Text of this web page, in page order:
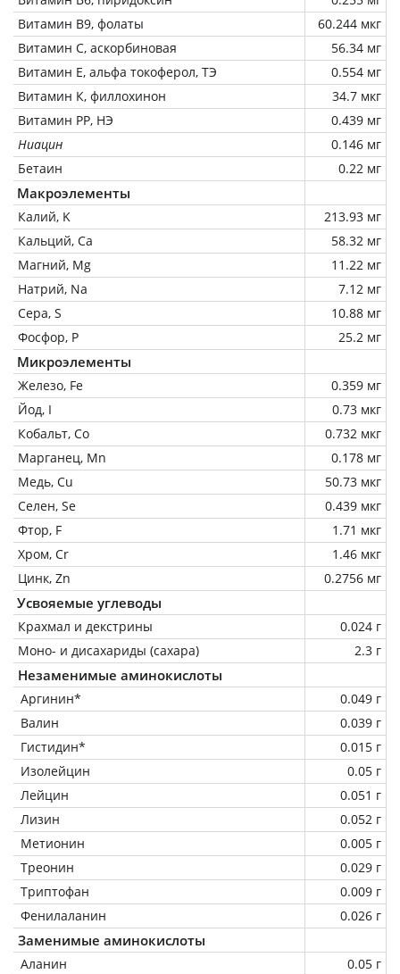
Витамин В9, фолаты
60.244 мкг
Витамин C, аскорбиновая
56.34 мг
Витамин Е, альфа токоферол, ТЭ
0.554 мг
Витамин К, филлохинон
34.7 мкг
Витамин РР, НЭ
0.439 мг
Ниацин
0.146 мг
Бетаин
0.22 мг
Макроэлементы
Калий, K
213.93 мг
Кальций, Ca
58.32 мг
Магний, Mg
11.22 мг
Натрий, Na
7.12 мг
Сера, S
10.88 мг
Фосфор, P
25.2 мг
Микроэлементы
Железо, Fe
0.359 мг
Йод, I
0.73 мкг
Кобальт, Co
0.732 мкг
Марганец, Mn
0.178 мг
Медь, Cu
50.73 мкг
Селен, Se
0.439 мкг
Фтор, F
1.71 мкг
Хром, Cr
1.46 мкг
Цинк, Zn
0.2756 мг
Усвояемые углеводы
Крахмал и декстрины
0.024 г
Моно- и дисахариды (сахара)
2.3 г
Незаменимые аминокислоты
Аргинин*
0.049 г
Валин
0.039 г
Гистидин*
0.015 г
Изолейцин
0.05 г
Лейцин
0.051 г
Лизин
0.052 г
Метионин
0.005 г
Треонин
0.029 г
Триптофан
0.009 г
Фенилаланин
0.026 г
Заменимые аминокислоты
Аланин
0.05 г